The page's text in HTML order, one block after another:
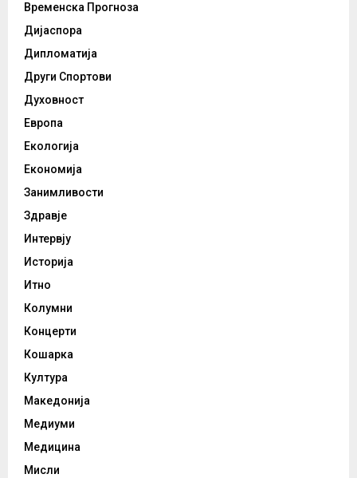
Временска Прогноза
Дијаспора
Дипломатија
Други Спортови
Духовност
Европа
Екологија
Економија
Занимливости
Здравје
Интервју
Историја
Итно
Колумни
Концерти
Кошарка
Култура
Македонија
Медиуми
Медицина
Мисли